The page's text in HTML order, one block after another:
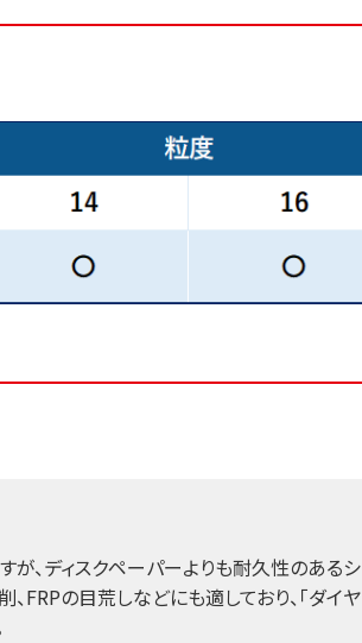
、ディスクペーパーよりも耐久性のあるシ
FRPの目荒しなどにも適しており、「ダイヤ